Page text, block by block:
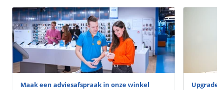
Maak een adviesafspraak in onze winkel